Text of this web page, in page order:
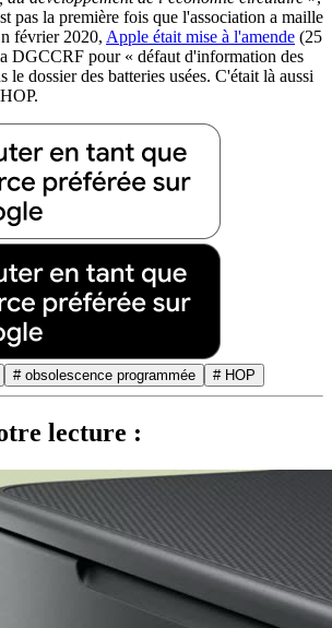
pas la première fois que l'association a maille
février 2020, Apple était mise à l'amende (25
DGCCRF pour « défaut d'information des
le dossier des batteries usées. C'était là aussi
# obsolescence programmée # HOP
lecture :